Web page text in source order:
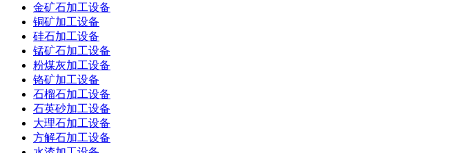
金矿石加工设备
铜矿加工设备
硅石加工设备
锰矿石加工设备
粉煤灰加工设备
铬矿加工设备
石榴石加工设备
石英砂加工设备
大理石加工设备
方解石加工设备